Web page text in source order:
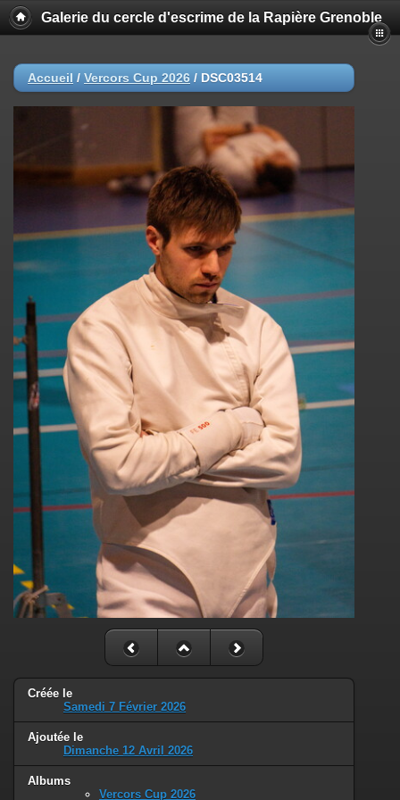
Galerie du cercle d'escrime de la Rapière Grenoble
Accueil / Vercors Cup 2026 / DSC03514
Créée le
Samedi 7 Février 2026
Ajoutée le
Dimanche 12 Avril 2026
Albums
Vercors Cup 2026